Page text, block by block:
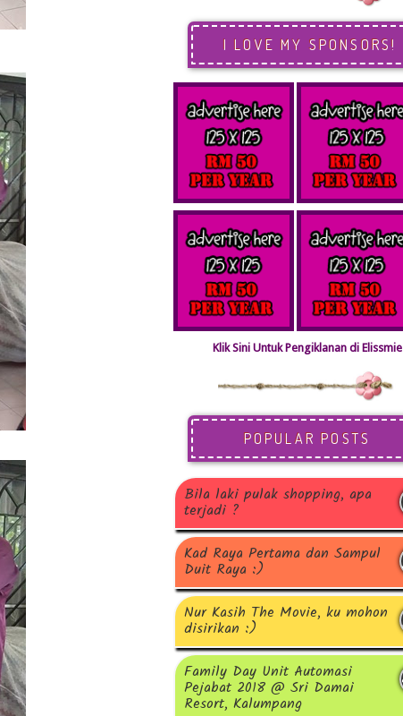
I LOVE MY SPONSORS!
Klik Sini Untuk Pengiklanan di Elissmie
POPULAR POSTS
Bila laki pulak shopping, apa
terjadi ?
Kad Raya Pertama dan Sampul
Duit Raya :)
Nur Kasih The Movie, ku mohon
disirikan :)
Family Day Unit Automasi
Pejabat 2018 @ Sri Damai
Resort, Kalumpang